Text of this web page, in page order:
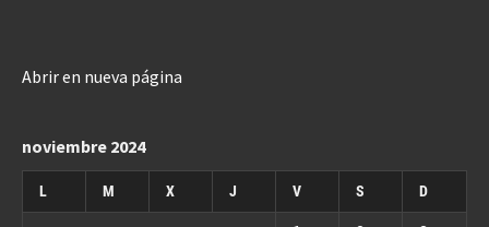
Abrir en nueva página
noviembre 2024
L M X J V S D